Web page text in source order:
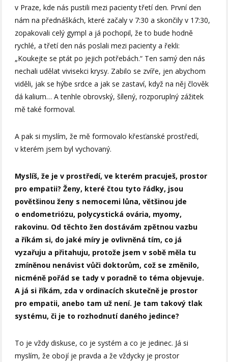
v Praze, kde nás pustili mezi pacienty třetí den. První den
nám na přednáškách, které začaly v 7:30 a skončily v 17:30,
zopakovali celý gympl a já pochopil, že to bude hodně
rychlé, a třetí den nás poslali mezi pacienty a řekli:
„Koukejte se ptát po jejich potřebách.“ Ten samý den nás
nechali udělat vivisekci krysy. Zabilo se zvíře, jen abychom
viděli, jak se hýbe srdce a jak se zastaví, když na něj člověk
dá kalium… A tenhle obrovský, šílený, rozporuplný zážitek
mě také formoval.
A pak si myslím, že mě formovalo křesťanské prostředí,
v kterém jsem byl vychovaný.
Myslíš, že je v prostředí, ve kterém pracuješ, prostor
pro empatii? Ženy, které čtou tyto řádky, jsou
povětšinou ženy s nemocemi lůna, většinou jde
o endometriózu, polycystická ovária, myomy,
rakovinu. Od těchto žen dostávám zpětnou vazbu
a říkám si, do jaké míry je ovlivněná tím, co já
vyzařuju a přitahuju, protože jsem v sobě měla tu
zmíněnou nenávist vůči doktorům, což se změnilo,
nicméně pořád se tady v poradně to téma objevuje.
A já si říkám, zda v ordinacích skutečně je prostor
pro empatii, anebo tam už není. Je tam takový tlak
systému, či je to rozhodnutí daného jedince?
To je vždy diskuse, co je systém a co je jedinec. Já si
myslím, že obojí je pravda a že vždycky je prostor